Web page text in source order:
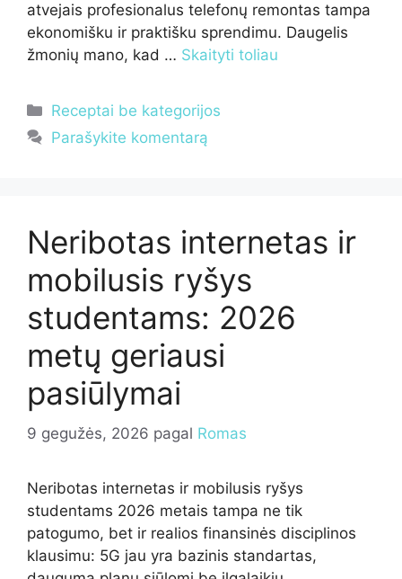
atvejais profesionalus telefonų remontas tampa
ekonomišku ir praktišku sprendimu. Daugelis
žmonių mano, kad … Skaityti toliau
Kategorijos
Receptai be kategorijos
Parašykite komentarą
Neribotas internetas ir
mobilusis ryšys
studentams: 2026
metų geriausi
pasiūlymai
9 gegužės, 2026 pagal Romas
Neribotas internetas ir mobilusis ryšys
studentams 2026 metais tampa ne tik
patogumo, bet ir realios finansinės disciplinos
klausimu: 5G jau yra bazinis standartas,